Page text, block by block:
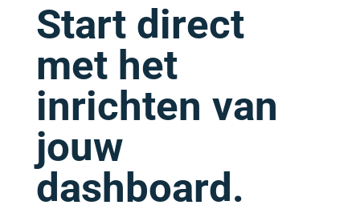
Start direct
met het
inrichten van
jouw
dashboard.